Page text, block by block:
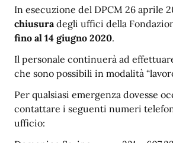
In esecuzione del DPCM 26 aprile
chiusuradegli uffici della
fino al 14 giugno 2020.
Il personale continuerà ad
che sono possibili in modalità
Per qualsiasi emergenza dovesse
contattare i seguenti numeri
ufficio: